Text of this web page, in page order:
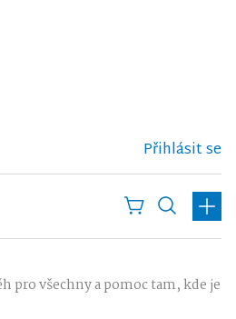
Přihlásit se
pro všechny a pomoc tam, kde je